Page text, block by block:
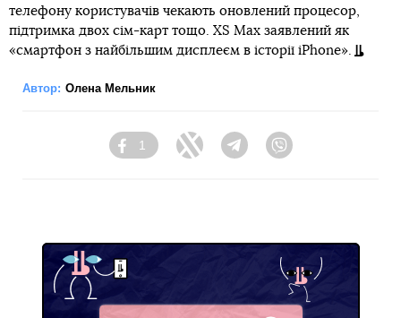
телефону користувачів чекають оновлений процесор,
підтримка двох сім-карт тощо. XS Max заявлений як
«смартфон з найбільшим дисплеєм в історії iPhone».
Автор: Олена Мельник
Facebook
1
Twitter Telegram